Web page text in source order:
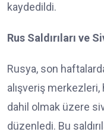
kaydedildi.
Rus Saldırıları ve
Rusya, son
alışveriş
dahil olmak üzere
düzenledi. Bu